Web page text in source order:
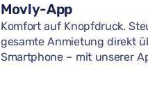
Movly-App
Komfort auf Knopfdruck.
gesamte Anmietung direkt
Smartphone – mit unserer